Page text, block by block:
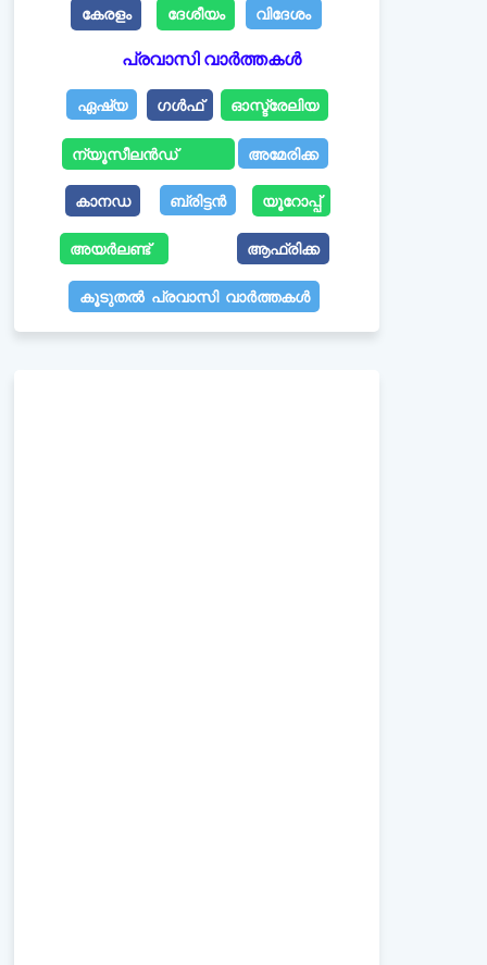
കേരളം ദേശീയം വിദേശം
പ്രവാസി വാർത്തകൾ
ഏഷ്യ ഗൾഫ് ഓസ്ട്രേലിയ
ന്യൂസീലൻഡ് അമേരിക്ക
കാനഡ ബ്രിട്ടൻ യൂറോപ്പ്
അയർലണ്ട് ആഫ്രിക്ക
കൂടുതൽ പ്രവാസി വാർത്തകൾ